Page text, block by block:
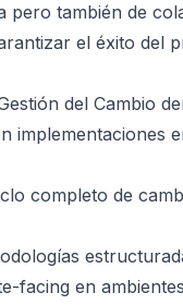
pero también de
el éxito del
del Cambio
implementaciones
completo de
facing en